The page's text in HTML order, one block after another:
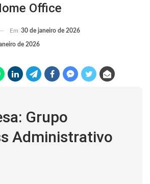
Office
Em 30 de janeiro de 2026
de 2026
Grupo
Administrativo